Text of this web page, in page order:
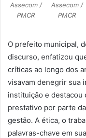
Assecom /
PMCR
Assecom /
PMCR
O prefeito municipal,
discurso, enfatizou
críticas ao longo dos
visavam denegrir sua
instituição e destacou
prestativo por parte
gestão. A ética, o
palavras-chave em